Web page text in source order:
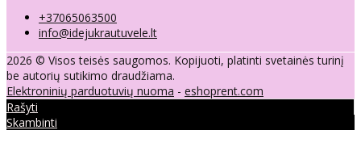
+37065063500
info@idejukrautuvele.lt
2026 © Visos teisės saugomos. Kopijuoti, platinti svetainės turinį
be autorių sutikimo draudžiama.
Elektroninių parduotuvių nuoma - eshoprent.com
Rašyti
Skambinti